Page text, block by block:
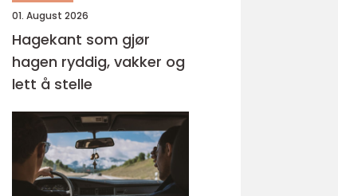
01. August 2026
Hagekant som gjør
hagen ryddig, vakker og
lett å stelle